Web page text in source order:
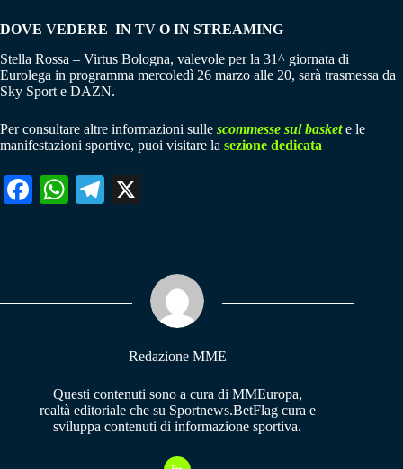
DOVE VEDERE IN TV O IN STREAMING
Stella Rossa – Virtus Bologna, valevole per la 31^ giornata di
Eurolega in programma mercoledì 26 marzo alle 20, sarà trasmessa da
Sky Sport e DAZN.
Per consultare altre informazioni sulle scommesse sul baskete le
manifestazioni sportive, puoi visitare la sezione dedicata
Fa W
pp
Te
m
Redazione MME
Questi contenuti sono a cura di MMEuropa,
realtà editoriale che su Sportnews.BetFlag cura e
sviluppa contenuti di informazione sportiva.